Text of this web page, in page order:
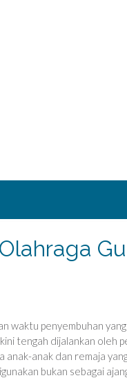
waktu penyembuhan yang
tengah dijalankan oleh
anak dan remaja
bukan sebagai